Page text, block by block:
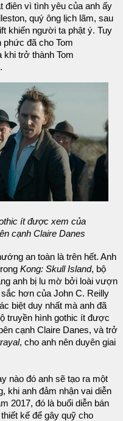
điên vì tình yêu của anh ấy
quý ông lịch lãm, sau
khiến người ta phật ý. Tuy
phức đã cho Tom
khi trở thành Tom
ít được xem của
cạnh Claire Danes
an toàn là trên hết. Anh
Kong: Skull Island, bộ
anh bị lu mờ bởi loài vượn
hơn của John C. Reilly
biệt duy nhất mà anh đã
truyền hình gothic ít được
cạnh Claire Danes, và trở
, cho anh nên duyên giai
nào đó anh sẽ tạo ra một
khi anh đảm nhận vai diễn
2017, đó là buổi diễn bán
kế để gây quỹ cho